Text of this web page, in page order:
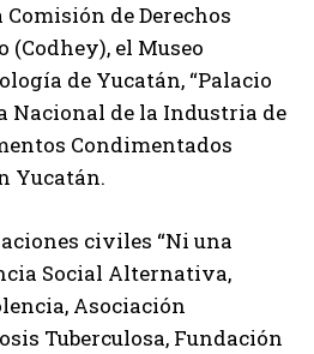
de Derechos
(Codhey), el Museo
de Yucatán, “Palacio
Nacional de la Industria de
Condimentados
Yucatán.
civiles “Ni una
Social Alternativa,
Asociación
Tuberculosa, Fundación